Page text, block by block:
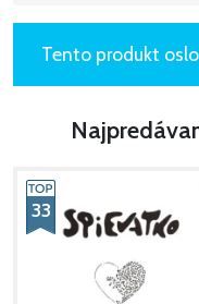
Tento produkt
33